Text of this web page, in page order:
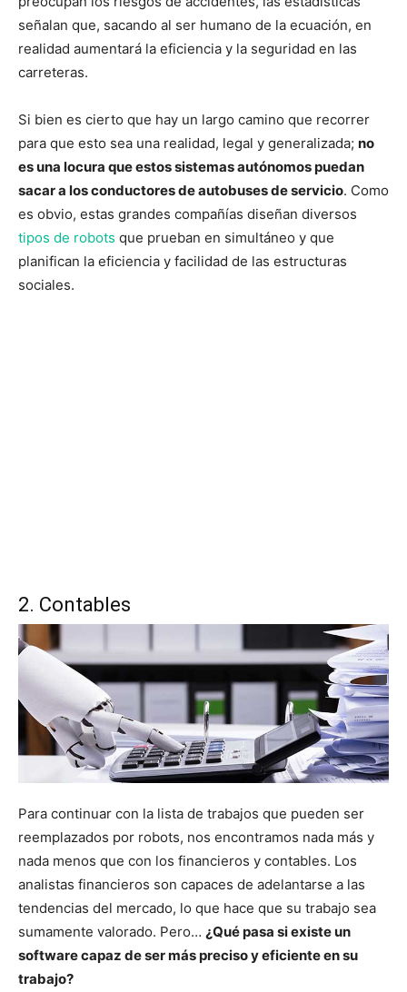
señalan que, sacando al ser humano de la ecuación, en
realidad aumentará la eficiencia y la seguridad en las
carreteras.
Si bien es cierto que hay un largo camino que recorrer
para que esto sea una realidad, legal y generalizada; no
es una locura que estos sistemas autónomos puedan
sacar a los conductores de autobuses de servicio. Como
es obvio, estas grandes compañías diseñan diversos
tipos de robots que prueban en simultáneo y que
planifican la eficiencia y facilidad de las estructuras
sociales.
2. Contables
Para continuar con la lista de trabajos que pueden ser
reemplazados por robots, nos encontramos nada más y
nada menos que con los financieros y contables. Los
analistas financieros son capaces de adelantarse a las
tendencias del mercado, lo que hace que su trabajo sea
sumamente valorado. Pero… ¿Qué pasa si existe un
software capaz de ser más preciso y eficiente en su
trabajo?